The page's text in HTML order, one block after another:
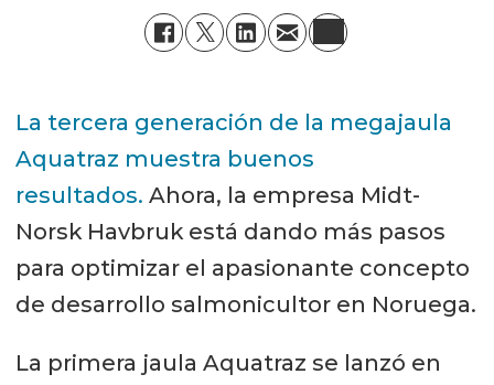
La tercera generación de la megajaula
Aquatraz muestra buenos
resultados. Ahora, la empresa Midt-
Norsk Havbruk está dando más pasos
para optimizar el apasionante concepto
de desarrollo salmonicultor en Noruega.
La primera jaula Aquatraz se lanzó en